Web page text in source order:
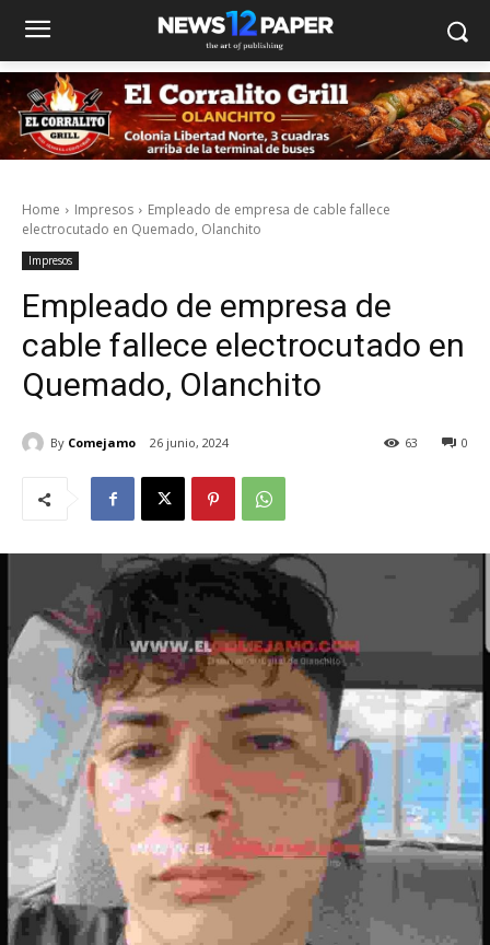
Home Impresos
Empleado de empresa de cable fallece
electrocutado en Quemado, Olanchito
Impresos
Empleado de empresa de
cable fallece electrocutado en
Quemado, Olanchito
By Comejamo 26 junio, 2024 0
63